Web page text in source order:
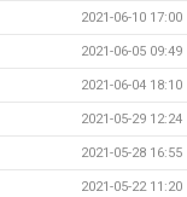
2021-06-10 17:00
2021-06-05 09:49
2021-06-04 18:10
2021-05-29 12:24
2021-05-28 16:55
2021-05-22 11:20